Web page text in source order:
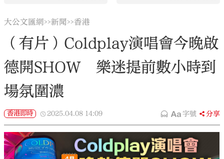
大公文匯網>>新聞>>香港
（有片）Coldplay演唱會今晚啟
德開SHOW 樂迷提前數小時到
場氛圍濃
香港即時 2025.04.08 14:09 字號 分享